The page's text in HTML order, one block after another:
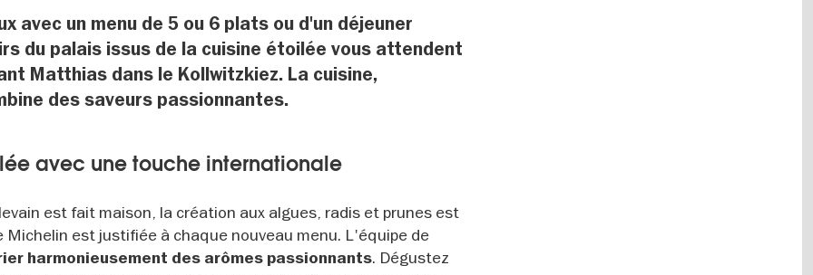
avec un menu de 5 ou 6 plats ou d'un déjeuner
du palais issus de la cuisine étoilée vous attendent
Matthias dans le Kollwitzkiez. La cuisine,
des saveurs passionnantes.
avec une touche internationale
est fait maison, la création aux algues, radis et prunes est
est justifiée à chaque nouveau menu. L'équipe de
harmonieusement des arômes passionnants. Dégustez